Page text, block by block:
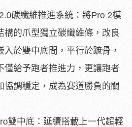
碳纖維推進系統：將Pro 2模
構的爪型獨立碳纖維條，改良
入於雙中底間，平行於蹠骨，
僅給予跑者推進力，更讓跑者
協調穩定，成為賽道勝負的關
雙中底：延續搭載上一代超輕